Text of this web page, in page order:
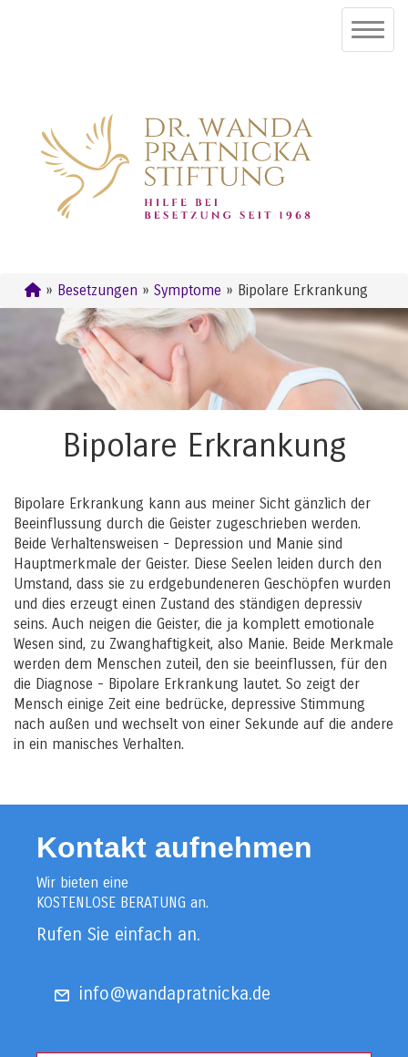
» Besetzungen » Symptome » Bipolare Erkrankung
Bipolare Erkrankung
Bipolare Erkrankung kann aus meiner Sicht gänzlich der
Beeinflussung durch die Geister zugeschrieben werden.
Beide Verhaltensweisen - Depression und Manie sind
Hauptmerkmale der Geister. Diese Seelen leiden durch den
Umstand, dass sie zu erdgebundeneren Geschöpfen wurden
und dies erzeugt einen Zustand des ständigen depressiv
seins. Auch neigen die Geister, die ja komplett emotionale
Wesen sind, zu Zwanghaftigkeit, also Manie. Beide Merkmale
werden dem Menschen zuteil, den sie beeinflussen, für den
die Diagnose - Bipolare Erkrankung lautet. So zeigt der
Mensch einige Zeit eine bedrücke, depressive Stimmung
nach außen und wechselt von einer Sekunde auf die andere
in ein manisches Verhalten.
Kontakt aufnehmen
Wir bieten eine
KOSTENLOSE BERATUNG an.
Rufen Sie einfach an.
info@wandapratnicka.de